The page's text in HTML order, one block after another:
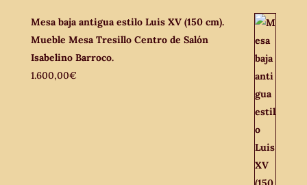
Mesa baja antigua estilo Luis XV (150 cm).
Mueble Mesa Tresillo Centro de Salón
Isabelino Barroco.
1.600,00€